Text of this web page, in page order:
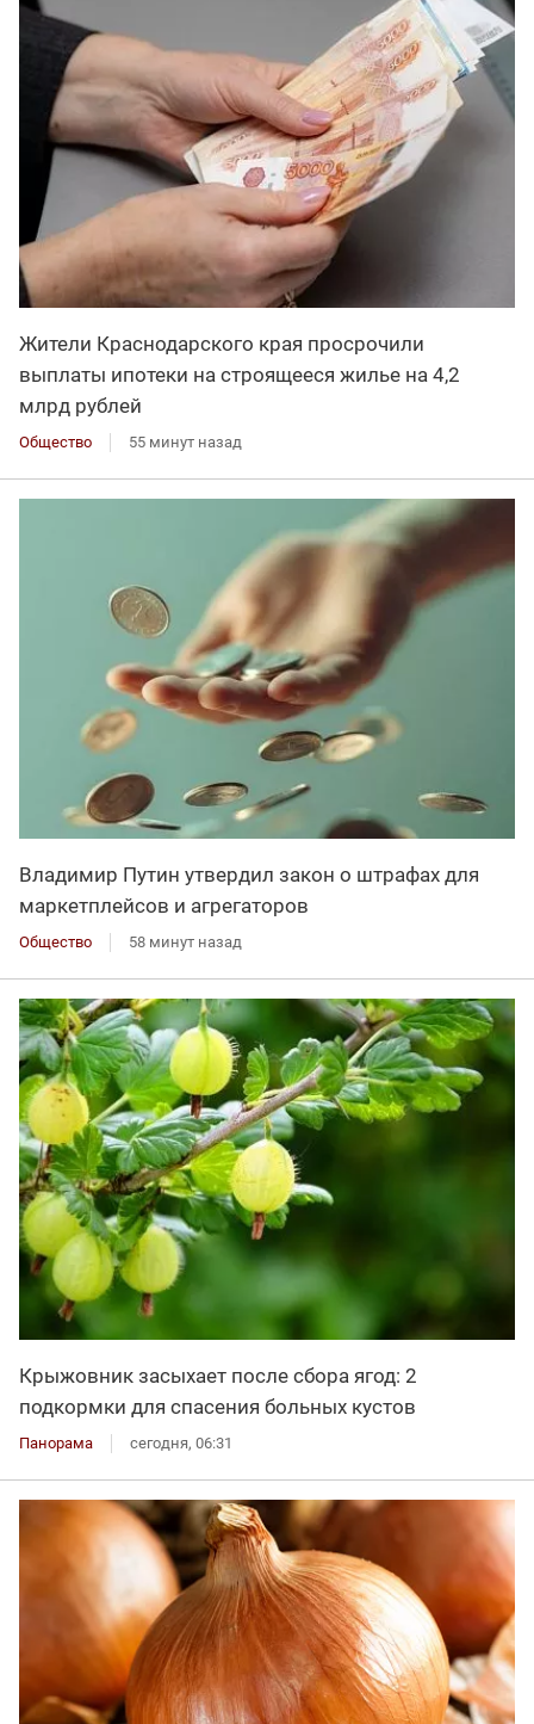
Жители Краснодарского края просрочили
выплаты ипотеки на строящееся жилье на 4,2
млрд рублей
Общество 55 минут назад
Владимир Путин утвердил закон о штрафах для
маркетплейсов и агрегаторов
Общество 58 минут назад
Крыжовник засыхает после сбора ягод: 2
подкормки для спасения больных кустов
Панорама сегодня, 06:31